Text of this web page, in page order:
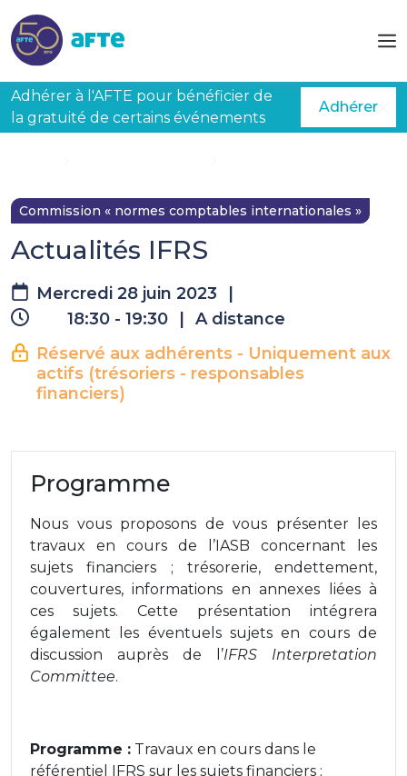
Adhérer à l'AFTE pour bénéficier de
la gratuité de certains événements
Adhérer
Commission « normes comptables internationales »
Actualités IFRS
Mercredi 28 juin 2023
18:30 - 19:30
A distance
Réservé aux adhérents - Uniquement aux
actifs (trésoriers - responsables
financiers)
Programme
Nous vous proposons de vous présenter les
travaux en cours de l’IASB concernant les
sujets financiers ; trésorerie, endettement,
couvertures, informations en annexes liées à
ces sujets. Cette présentation intégrera
également les éventuels sujets en cours de
discussion auprès de l’IFRS Interpretation
Committee.
Programme : Travaux en cours dans le
référentiel IFRS sur les sujets financiers ;